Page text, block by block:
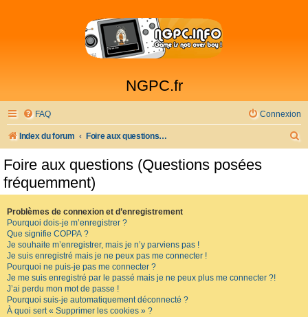
NGPC.fr
FAQ Connexion
Index du forum Foire aux questions (Questions posées fréquemment)
Foire aux questions (Questions posées
fréquemment)
Problèmes de connexion et d’enregistrement
Pourquoi dois-je m’enregistrer ?
Que signifie COPPA ?
Je souhaite m’enregistrer, mais je n’y parviens pas !
Je suis enregistré mais je ne peux pas me connecter !
Pourquoi ne puis-je pas me connecter ?
Je me suis enregistré par le passé mais je ne peux plus me connecter ?!
J’ai perdu mon mot de passe !
Pourquoi suis-je automatiquement déconnecté ?
À quoi sert « Supprimer les cookies » ?